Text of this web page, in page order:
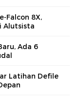
Falcon 8X,
Alutsista
Ada 6
Latihan Defile